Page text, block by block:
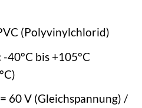
(Polyvinylchlorid)
-40°C bis +105°C
= 60 V (Gleichspannung) /